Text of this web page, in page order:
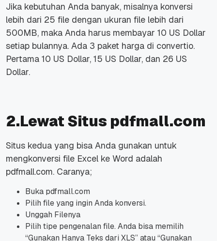
Jika kebutuhan Anda banyak, misalnya konversi
lebih dari 25 file dengan ukuran file lebih dari
500MB, maka Anda harus membayar 10 US Dollar
setiap bulannya. Ada 3 paket harga di convertio.
Pertama 10 US Dollar, 15 US Dollar, dan 26 US
Dollar.
2.Lewat Situs pdfmall.com
Situs kedua yang bisa Anda gunakan untuk
mengkonversi file Excel ke Word adalah
pdfmall.com. Caranya;
Buka pdfmall.com
Pilih file yang ingin Anda konversi.
Unggah Filenya
Pilih tipe pengenalan file. Anda bisa memilih
“Gunakan Hanya Teks dari XLS” atau “Gunakan